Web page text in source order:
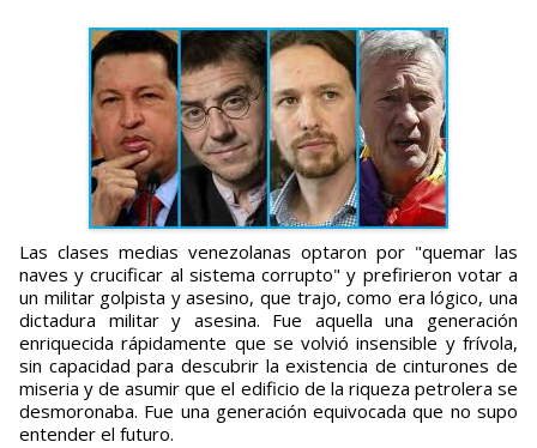
Las clases medias venezolanas optaron por "quemar las
naves y crucificar al sistema corrupto" y prefirieron votar a
un militar golpista y asesino, que trajo, como era lógico, una
dictadura militar y asesina. Fue aquella una generación
enriquecida rápidamente que se volvió insensible y frívola,
sin capacidad para descubrir la existencia de cinturones de
miseria y de asumir que el edificio de la riqueza petrolera se
desmoronaba. Fue una generación equivocada que no supo
entender el futuro.